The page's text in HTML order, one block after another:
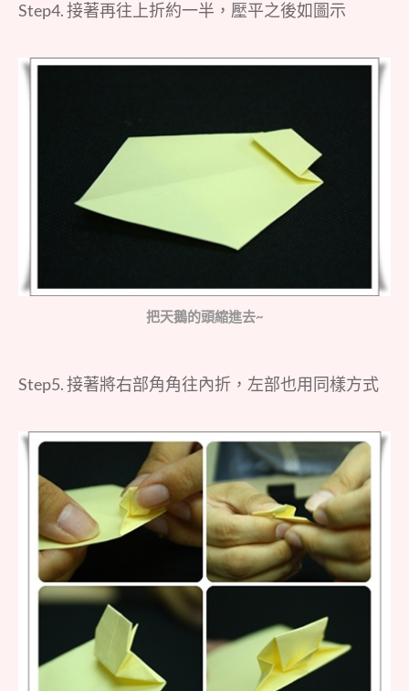
Step4. 接著再往上折約一半，壓平之後如圖示
把天鵝的頭縮進去~
Step5. 接著將右部角角往內折，左部也用同樣方式